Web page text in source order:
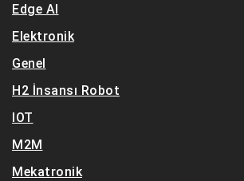
Edge AI
Elektronik
Genel
H2 İnsansı Robot
IOT
M2M
Mekatronik